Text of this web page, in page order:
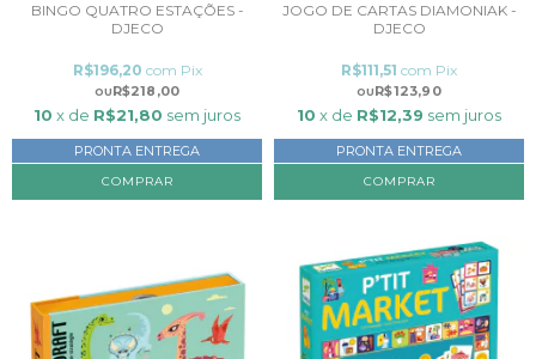
BINGO QUATRO ESTAÇÕES -
DJECO
R$218,00
R$196,20 com Pix
10 x de R$21,80 sem juros
PRONTA ENTREGA
JOGO DE CARTAS DIAMONIAK -
DJECO
R$123,90
R$111,51 com Pix
10 x de R$12,39 sem juros
PRONTA ENTREGA